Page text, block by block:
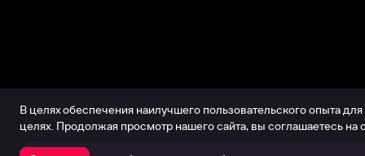
В целях обеспечения наилучшего пользовательского опыта
целях. Продолжая просмотр нашего сайта, вы соглашаетесь